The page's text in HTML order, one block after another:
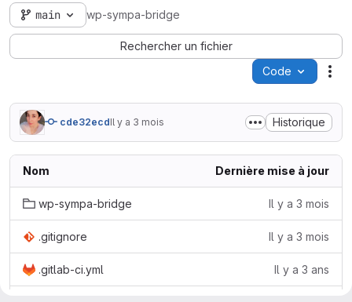
main wp-sympa-bridge
Rechercher un fichier
Code
cde32ecdIl y a 3 mois Historique
Nom Dernière mise à jour
wp-sympa-bridge Il y a 3 mois
.gitignore Il y a 3 mois
.gitlab-ci.yml Il y a 3 ans